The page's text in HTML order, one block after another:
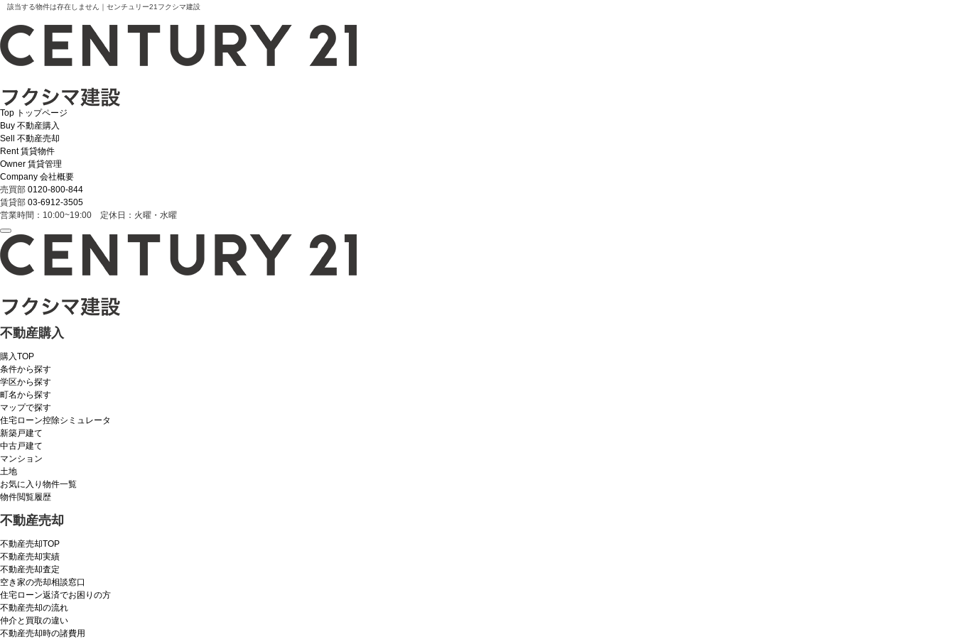
該当する物件は存在しません｜センチュリー21フクシマ建設
Top トップページ
Buy 不動産購入
Sell
不動産売却
Rent 賃貸物件
Owner 賃貸管理
Company 会社概要
売買部 0120-800-844
賃貸部 03-6912-3505
営業時間：10:00~19:00 定休日：火曜・水曜
不動産購入
購入TOP
条件から探す
学区から探す
町名から探す
マップで探す
住宅ローン控除シミュレータ
新築戸建て
中古戸建て
マンション
土地
お気に入り物件一覧
物件閲覧履歴
不動産売却
不動産売却TOP
不動産売却実績
不動産売却査定
空き家の売却相談窓口
住宅ローン返済でお困りの方
不動産売却の流れ
仲介と買取の違い
不動産売却時の諸費用